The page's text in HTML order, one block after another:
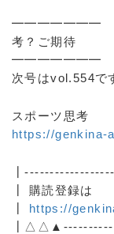
━━━━━━━
考？ご期待
━━━━━━━
次号はvol.554で
スポーツ思考
https://genkina-
┃ 購読登録は
https://